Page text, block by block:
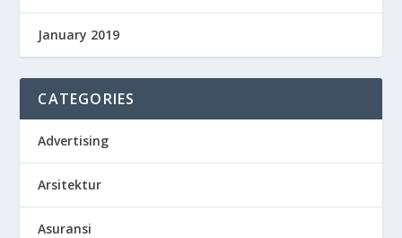
January 2019
CATEGORIES
Advertising
Arsitektur
Asuransi